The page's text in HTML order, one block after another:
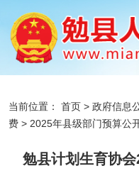
当前位置： 首页 > 政府信息
费 > 2025年县级部门预算公
勉县计划生育协